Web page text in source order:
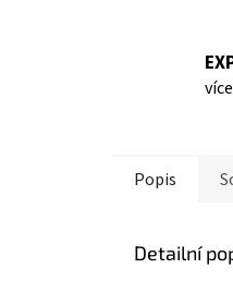
Popis
Detailní